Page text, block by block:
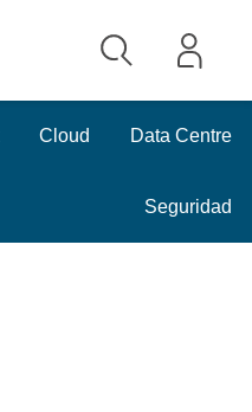
Cloud Data Centre
Seguridad